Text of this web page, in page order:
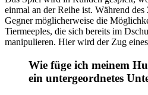
einmal an der Reihe ist. Während des
Gegner möglicherweise die
Tiermeeples, die sich bereits im
manipulieren. Hier wird der Zug
Wie füge ich meinem
ein untergeordnetes